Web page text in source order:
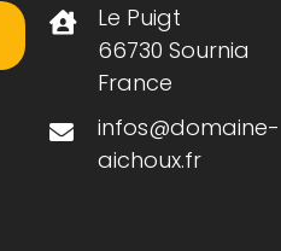
Le Puigt
66730 Sournia
France
infos@domaine-
aichoux.fr